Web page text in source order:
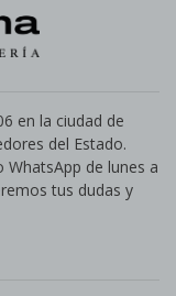
en la ciudad de
del Estado.
de lunes a
tus dudas y